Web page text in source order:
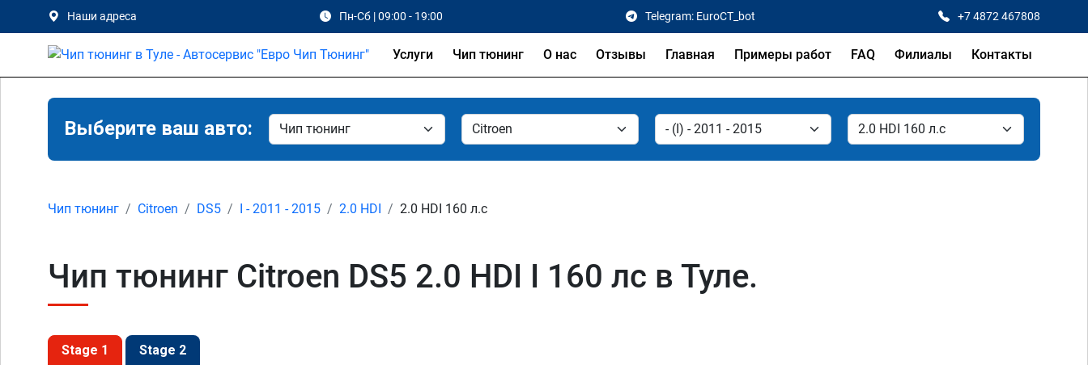
Наши адреса Пн-Сб | 09:00 - 19:00 Telegram: EuroCT_bot +7 4872 467808
Услуги Чип тюнинг О нас Отзывы Главная Примеры работ FAQ Филиалы Контакты
Выберите ваш авто:
Чип тюнинг Citroen DS5 I - 2011 - 2015 2.0 HDI 2.0 HDI 160 л.с
Чип тюнинг Citroen DS5 2.0 HDI I 160 лс в Туле.
Stage 1 Stage 2